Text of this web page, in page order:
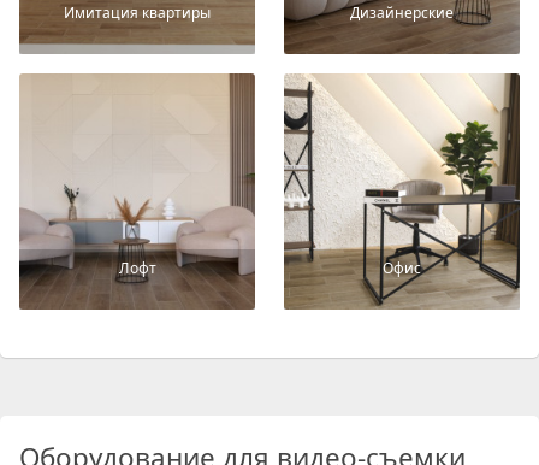
Имитация квартиры Дизайнерские
Лофт Офис
Оборудование для видео-съемки